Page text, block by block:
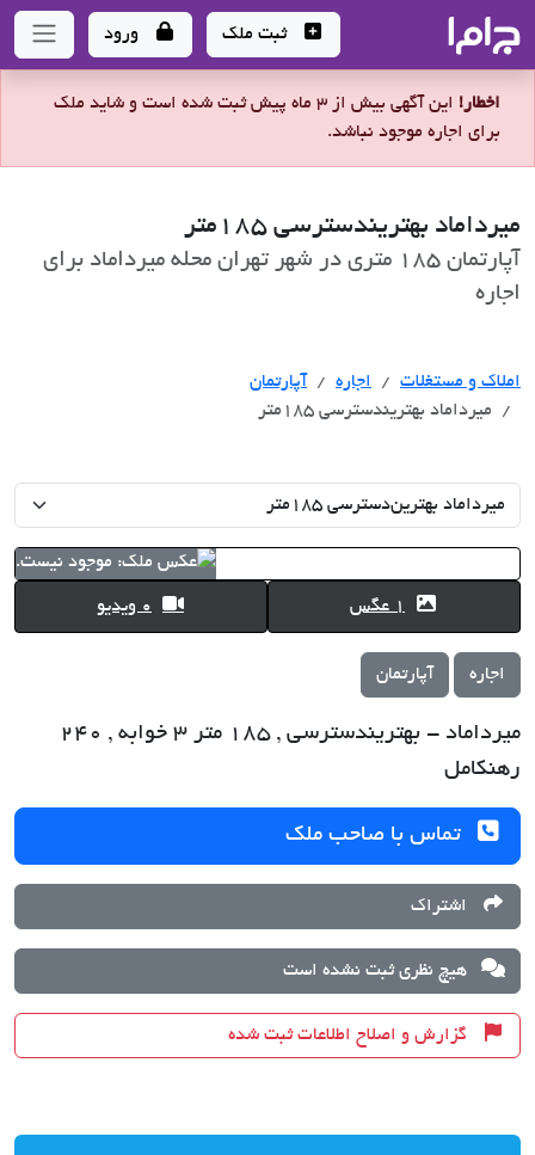
- سامانه جامع املاک و مشاورین املاک
ثبت ملک ورود
اخطار!
این آگهی بیش از 3 ماه پیش ثبت شده است و شاید ملک
برای اجاره موجود نباشد.
میرداماد بهترین‎دسترسی 185متر
آپارتمان 185 متری در شهر تهران محله میرداماد برای
اجاره
املاک و مستغلات اجاره اجاره
آپارتمان
میرداماد بهترین‎دسترسی 185متر
1 عگس 0 ویدیو
اجاره آپارتمان
میرداماد - بهترین‎دسترسی , 185 متر 3 خوابه , 240
رهن‎کامل
تماس با صاحب ملک
اشتراک
هیچ نظری ثبت نشده است
گزارش و اصلاح اطلاعات ثبت شده